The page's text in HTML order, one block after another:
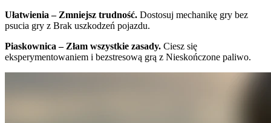
Ułatwienia – Zmniejsz trudność. Dostosuj mechanikę gry bez
psucia gry z Brak uszkodzeń pojazdu.
Piaskownica – Złam wszystkie zasady. Ciesz się
eksperymentowaniem i bezstresową grą z Nieskończone paliwo.